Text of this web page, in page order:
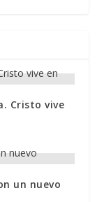
Cristo vive
un nuevo